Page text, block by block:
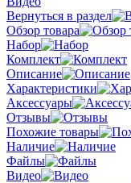
Вернуться в раздел
Обзор товара
Набор
Комплект
Описание
Характеристики
Аксессуары
Отзывы
Похожие товары
Наличие
Файлы
Видео